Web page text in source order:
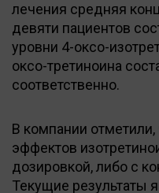
лечения средняя
девяти пациентов
уровни 4-оксо-
оксо-третиноина
соответственно.
В компании
эффектов
дозировкой, либо с
Текущие результаты